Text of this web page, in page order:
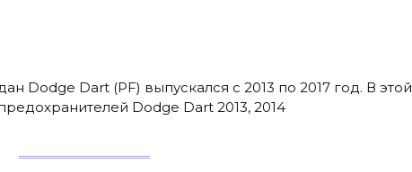
Dodge Dart (PF) выпускался с 2013 по 2017 год. В этой
Dodge Dart 2013, 2014